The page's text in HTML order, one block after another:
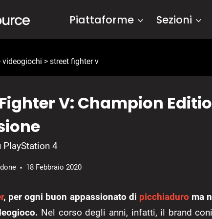
Piattaforme Sezioni
videogiochi > street fighter v
V: Champion
PlayStation 4
18 Febbraio 2020
, per ogni buon appassionato di picchiaduro ma
Nel corso degli anni, infatti, il brand